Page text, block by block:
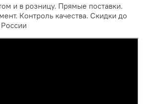
и в розницу. Прямые поставки.
Контроль качества. Скидки до